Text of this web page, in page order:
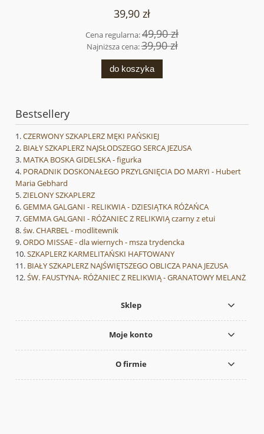
39,90 zł
Cena regularna:49,90 zł
Najniższa cena:39,90 zł
do koszyka
Bestsellery
CZERWONY SZKAPLERZ MĘKI PAŃSKIEJ
BIAŁY SZKAPLERZ NAJSŁODSZEGO SERCA JEZUSA
MATKA BOSKA GIDELSKA - figurka
PORADNIK DOSKONAŁEGO PRZYLGNIĘCIA DO MARYI - Hubert
Maria Gebhard
ZIELONY SZKAPLERZ
GEMMA GALGANI - RELIKWIA - DZIESIĄTKA RÓŻAŃCA
GEMMA GALGANI - RÓŻANIEC Z RELIKWIĄ czarny z etui
św. CHARBEL - modlitewnik
ORDO MISSAE - dla wiernych - msza trydencka
SZKAPLERZ KARMELITAŃSKI HAFTOWANY
BIAŁY SZKAPLERZ NAJŚWIĘTSZEGO OBLICZA PANA JEZUSA
ŚW. FAUSTYNA- RÓŻANIEC Z RELIKWIĄ - GRANATOWY MELANŻ
Sklep
Moje konto
O firmie